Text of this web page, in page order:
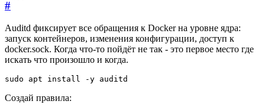
#
Auditd фиксирует все обращения к Docker на уровне ядра:
запуск контейнеров, изменения конфигурации, доступ к
docker.sock. Когда что-то пойдёт не так - это первое место где
искать что произошло и когда.
sudo apt install -y auditd
Создай правила: